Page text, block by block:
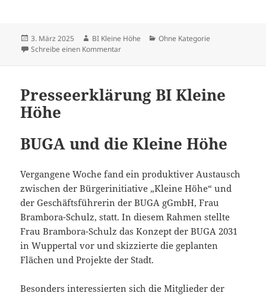
Veröffentlicht
am
3. März 2025 Autor
BI Kleine Höhe Kategorien
Ohne Kategorie
Schreibe einen Kommentarzu Bürgerinitiative „Kleine Höhe“ und das
Presseerklärung BI Kleine
Höhe
BUGA und die Kleine Höhe
Vergangene Woche fand ein produktiver Austausch
zwischen der Bürgerinitiative „Kleine Höhe“ und
der Geschäftsführerin der BUGA gGmbH, Frau
Brambora-Schulz, statt. In diesem Rahmen stellte
Frau Brambora-Schulz das Konzept der BUGA 2031
in Wuppertal vor und skizzierte die geplanten
Flächen und Projekte der Stadt.
Besonders interessierten sich die Mitglieder der